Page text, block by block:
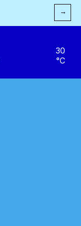
→
30
°C